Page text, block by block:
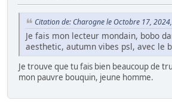
Citation de: Charogne le Octobre 17,
Je fais mon lecteur mondain, bobo
aesthetic, autumn vibes psl, avec le
Je trouve que tu fais bien beaucoup de
mon pauvre bouquin, jeune homme.